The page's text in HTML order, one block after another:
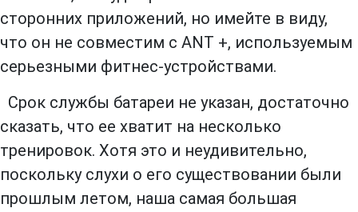
сторонних приложений, но имейте в виду,
что он не совместим с ANT +, используемым
серьезными фитнес-устройствами.
Срок службы батареи не указан, достаточно
сказать, что ее хватит на несколько
тренировок. Хотя это и неудивительно,
поскольку слухи о его существовании были
прошлым летом, наша самая большая